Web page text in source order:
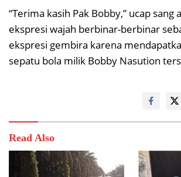
“Terima kasih Pak Bobby,” ucap sang
ekspresi wajah berbinar-berbinar
ekspresi gembira karena
sepatu bola milik Bobby Nasution
Read Also